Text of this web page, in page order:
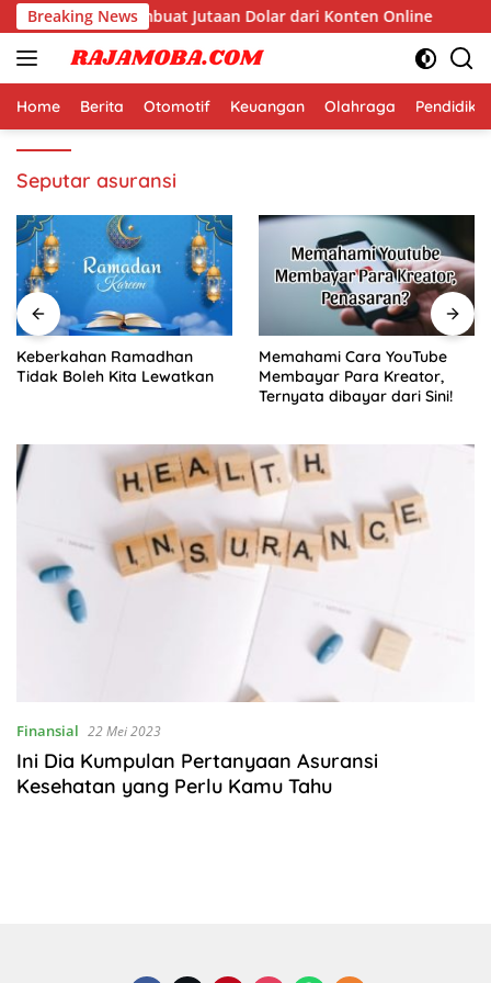
Langsung
ke
konten
Breaking News
Dunia yang Membuat Jutaan Dolar dari Konten Online
Home Berita Otomotif Keuangan Olahraga
Seputar asuransi
Keberkahan Ramadhan
Tidak Boleh Kita Lewatkan
Memahami Cara YouTube
Membayar Para Kreator,
Ternyata dibayar dari Sini!
Finansial 22 Mei 2023
Ini Dia Kumpulan Pertanyaan Asuransi
Kesehatan yang Perlu Kamu Tahu